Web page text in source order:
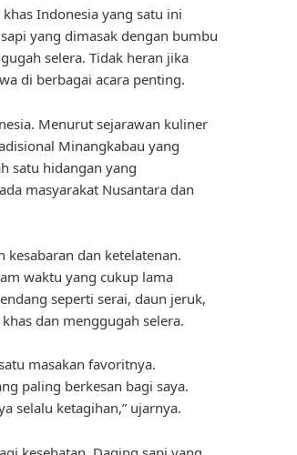
Indonesia yang satu ini
yang dimasak dengan bumbu
selera. Tidak heran jika
di berbagai acara penting.
Menurut sejarawan kuliner
Minangkabau yang
satu hidangan yang
masyarakat Nusantara dan
dan ketelatenan.
waktu yang cukup lama
seperti serai, daun jeruk,
dan menggugah selera.
masakan favoritnya.
paling berkesan bagi saya.
selalu ketagihan,” ujarnya.